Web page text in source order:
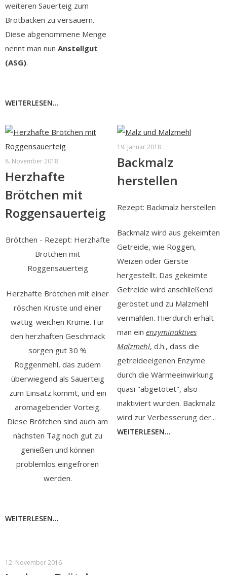
weiteren Sauerteig zum
Brotbacken zu versäuern.
Diese abgenommene Menge
nennt man nun Anstellgut
(ASG).
WEITERLESEN...
8. November 2018
Herzhafte
Brötchen mit
Roggensauerteig
Brötchen - Rezept: Herzhafte
Brötchen mit
Roggensauerteig
Herzhafte Brötchen mit einer
röschen Kruste und einer
wattig-weichen Krume. Für
den herzhaften Geschmack
sorgen gut 30 %
Roggenmehl, das zudem
überwiegend als Sauerteig
zum Einsatz kommt, und ein
aromagebender Vorteig.
Diese Brötchen sind auch am
nächsten Tag noch gut zu
genießen und können
problemlos eingefroren
werden.
WEITERLESEN...
19. Januar 2018
Backmalz
herstellen
Rezept: Backmalz herstellen
Backmalz wird aus gekeimten
Getreide, wie Roggen,
Weizen oder Gerste
hergestellt. Das gekeimte
Getreide wird anschließend
geröstet und zu Malzmehl
vermahlen. Hierdurch erhält
man ein enzyminaktives
Malzmehl, d.h., dass die
getreideeigenen Enzyme
durch die Wärmeeinwirkung
quasi "abgetötet", also
inaktiviert wurden. Backmalz
wird zur Verbesserung der...
WEITERLESEN...
12. November 2016